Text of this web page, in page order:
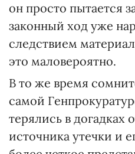
он просто пытается
законный ход уже
следствием
это маловероятно.
В то же время
самой
терялись в догадках
источника утечки и